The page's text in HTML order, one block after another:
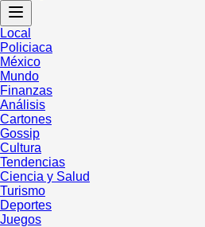
Local
Policiaca
México
Mundo
Finanzas
Análisis
Cartones
Gossip
Cultura
Tendencias
Ciencia y Salud
Turismo
Deportes
Juegos